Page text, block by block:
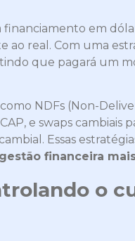
em
ao real. Com uma
que pagará um
NDFs (Non-
e swaps cambiais
Essas
financeira
o